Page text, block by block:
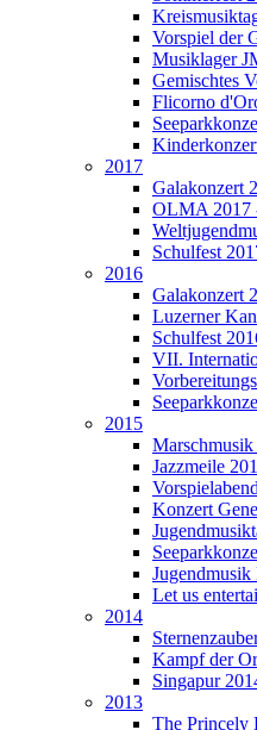
Vorspiel der
Musiklager
Gemischtes
Flicorno
2017
Galakonzert
OLMA 2017
Schulfest
2016
Galakonzert
Luzerner
Schulfest
VII.
2015
Jazzmeile
Vorspielabend
Konzert
Let us
2014
Kampf der
Singapur
2013
The Princely